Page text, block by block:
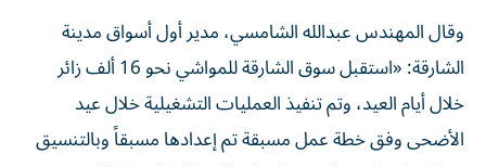
وقال المهندس عبدالله الشامسي، مدير أول أسواق مدينة
الشارقة: «استقبل سوق الشارقة للمواشي نحو 16 ألف زائر
خلال أيام العيد، وتم تنفيذ العمليات التشغيلية خلال عيد
الأضحى وفق خطة عمل مسبقة تم إعدادها مسبقاً وبالتنسيق